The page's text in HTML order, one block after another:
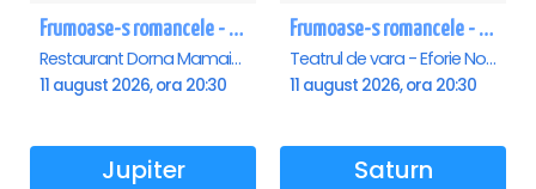
Frumoase-s romancele - Mamaia
Restaurant Dorna Mamaia, Mamaia
11 august 2026, ora 20:30
Frumoase-s romancele - Eforie Nord
Teatrul de vara - Eforie Nord, Eforie-Nord
11 august 2026, ora 20:30
Jupiter Saturn